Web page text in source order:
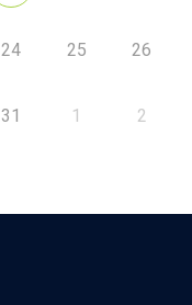
24 25 26
31 1 2